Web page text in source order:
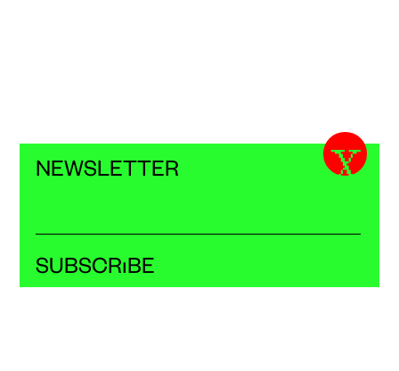
NEWSLETTER X